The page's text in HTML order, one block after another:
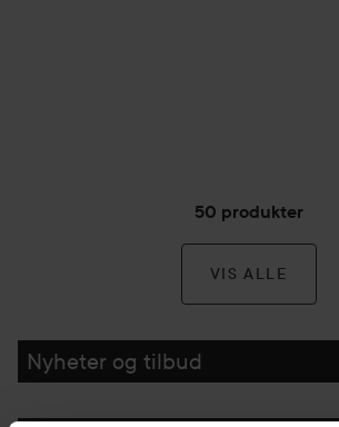
50 produkter
VIS ALLE
Nyheter og tilbud